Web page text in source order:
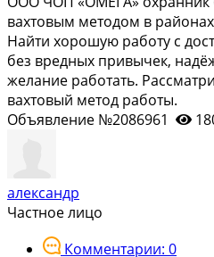
вахтовым методом в
Найти хорошую работу с
без вредных привычек,
желание работать.
вахтовый метод работы.
Объявление №2086961
александр
Частное лицо
Комментарии: 0